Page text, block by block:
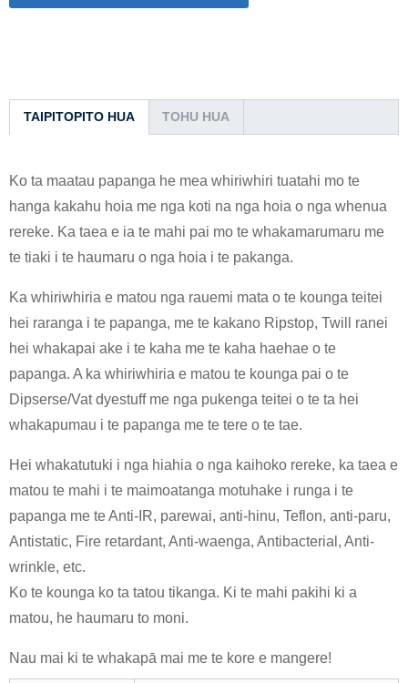
TAIPITOPITO HUA TOHU HUA
Ko ta maatau papanga he mea whiriwhiri tuatahi mo te
hanga kakahu hoia me nga koti na nga hoia o nga whenua
rereke. Ka taea e ia te mahi pai mo te whakamarumaru me
te tiaki i te haumaru o nga hoia i te pakanga.
Ka whiriwhiria e matou nga rauemi mata o te kounga teitei
hei raranga i te papanga, me te kakano Ripstop, Twill ranei
hei whakapai ake i te kaha me te kaha haehae o te
papanga. A ka whiriwhiria e matou te kounga pai o te
Dipserse/Vat dyestuff me nga pukenga teitei o te ta hei
whakapumau i te papanga me te tere o te tae.
Hei whakatutuki i nga hiahia o nga kaihoko rereke, ka taea e
matou te mahi i te maimoatanga motuhake i runga i te
papanga me te Anti-IR, parewai, anti-hinu, Teflon, anti-paru,
Antistatic, Fire retardant, Anti-waenga, Antibacterial, Anti-
wrinkle, etc.
Ko te kounga ko ta tatou tikanga. Ki te mahi pakihi ki a
matou, he haumaru to moni.
Nau mai ki te whakapā mai me te kore e mangere!